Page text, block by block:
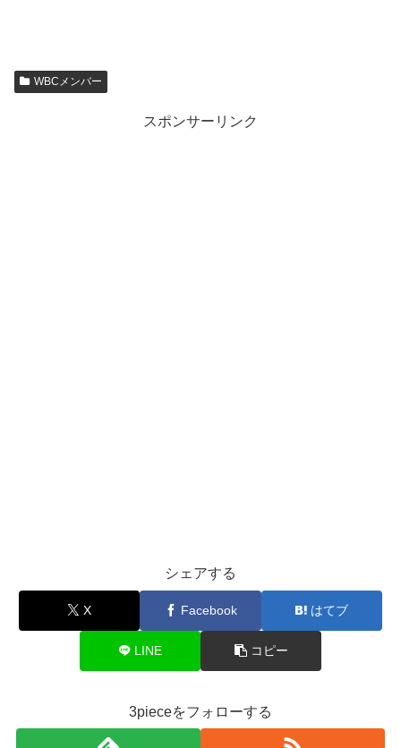
WBCメンバー
スポンサーリンク
シェアする
X Facebook はてブ
LINE コピー
3pieceをフォローする